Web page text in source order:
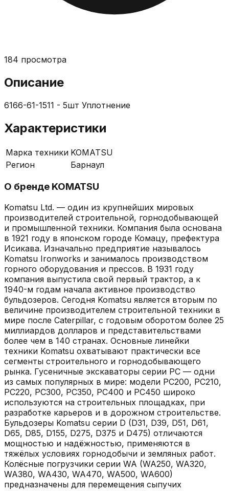
184 просмотра
Описание
6166-61-1511 - 5шт Уплотнение
Характеристики
Марка техники KOMATSU
Регион
Барнаул
О бренде KOMATSU
Komatsu Ltd. — один из крупнейших мировых
производителей строительной, горнодобывающей
и промышленной техники. Компания была основана
в 1921 году в японском городе Комацу, префектура
Исикава. Изначально предприятие называлось
Komatsu Ironworks и занималось производством
горного оборудования и прессов. В 1931 году
компания выпустила свой первый трактор, а к
1940-м годам начала активное производство
бульдозеров. Сегодня Komatsu является вторым по
величине производителем строительной техники в
мире после Caterpillar, с годовым оборотом более 25
миллиардов долларов и представительствами
более чем в 140 странах. Основные линейки
техники Komatsu охватывают практически все
сегменты строительного и горнодобывающего
рынка. Гусеничные экскаваторы серии PC — одни
из самых популярных в мире: модели PC200, PC210,
PC220, PC300, PC350, PC400 и PC450 широко
используются на строительных площадках, при
разработке карьеров и в дорожном строительстве.
Бульдозеры Komatsu серии D (D31, D39, D51, D61,
D65, D85, D155, D275, D375 и D475) отличаются
мощностью и надёжностью, применяются в
тяжёлых условиях горнодобычи и земляных работ.
Колёсные погрузчики серии WA (WA250, WA320,
WA380, WA430, WA470, WA500, WA600)
предназначены для перемещения сыпучих